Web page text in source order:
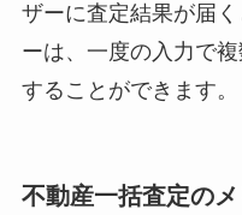
ザーに査定結果が届
ーは、一度の入力で
することができます。
不動産一括査定のメ